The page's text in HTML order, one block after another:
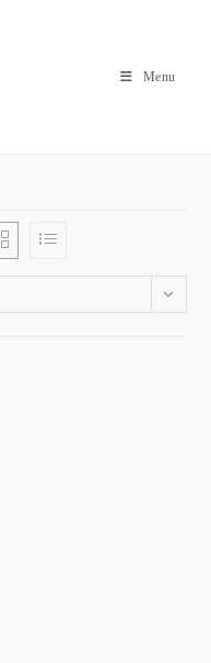
Menu